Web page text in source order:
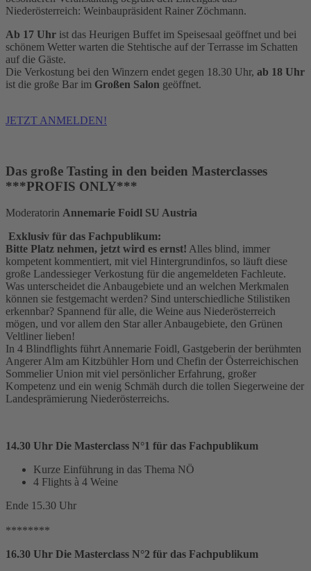
Niederösterreich: Weinbaupräsident Rainer Zöchmann.
Ab 17 Uhr ist das Heurigen Buffet im Speisesaal geöffnet und bei
schönem Wetter warten die Stehtische auf der Terrasse im Schatten
auf die Gäste.
Die Verkostung bei den Winzern endet gegen 18.30 Uhr, ab 18 Uhr
ist die große Bar im Großen Salon geöffnet.
JETZT ANMELDEN!
Das große Tasting in den beiden Masterclasses
***PROFIS ONLY***
Moderatorin Annemarie Foidl SU Austria
Exklusiv für das Fachpublikum:
Bitte Platz nehmen, jetzt wird es ernst! Alles blind, immer
kompetent kommentiert, mit viel Hintergrundinfos, so läuft diese
große Landessieger Verkostung für die angemeldeten Fachleute.
Was unterscheidet die Anbaugebiete und an welchen Merkmalen
können sie festgemacht werden? Sind unterschiedliche Stilistiken
erkennbar? Spannend für alle, die Weine aus Niederösterreich
mögen, und vor allem den Star aller Anbaugebiete, den Grünen
Veltliner lieben!
In 4 Blindflights führt Annemarie Foidl, Gastgeberin der berühmten
Angerer Alm am Kitzbühler Horn und Chefin der Österreichischen
Sommelier Union mit viel persönlicher Erfahrung, großer
Kompetenz und ein wenig Schmäh durch die tollen Siegerweine der
Landesprämierung Niederösterreichs.
14.30 Uhr Die Masterclass N°1 für das Fachpublikum
Kurze Einführung in das Thema NÖ
4 Flights à 4 Weine
Ende 15.30 Uhr
********
16.30 Uhr Die Masterclass N°2 für das Fachpublikum